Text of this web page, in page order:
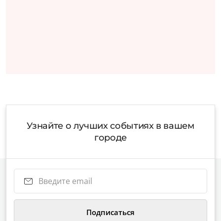
Узнайте о лучших событиях в вашем
городе